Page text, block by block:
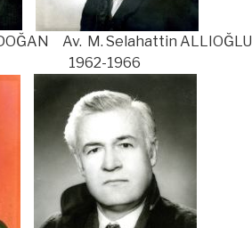
Av. M. Selahattin ALLIOĞLU
1962-1966